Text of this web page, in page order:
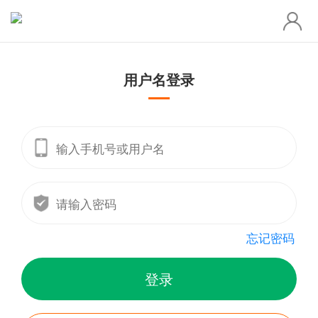
用户名登录
忘记密码
登录